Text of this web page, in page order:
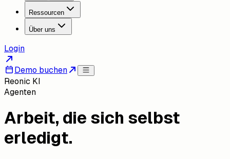
Ressourcen
Über uns
Login
Demo buchen
Reonic KI
Agenten
Arbeit, die sich selbst
erledigt.